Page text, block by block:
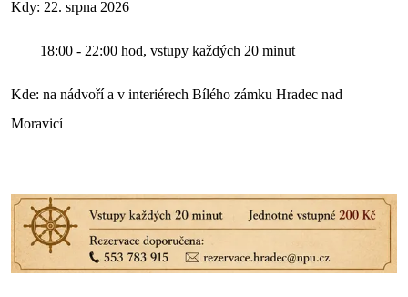
Kdy: 22. srpna 2026
18:00 - 22:00 hod, vstupy každých 20 minut
Kde: na nádvoří a v interiérech Bílého zámku Hradec nad
Moravicí